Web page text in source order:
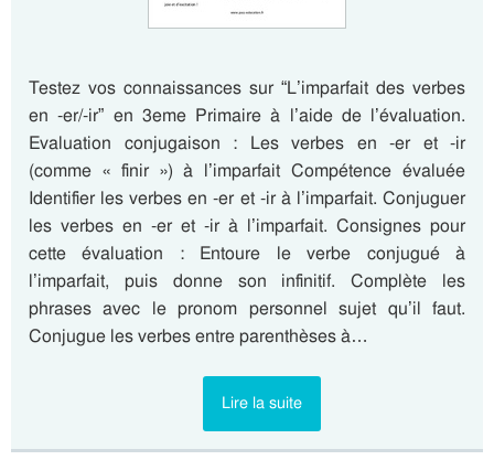
Testez vos connaissances sur “L’imparfait des verbes
en -er/-ir” en 3eme Primaire à l’aide de l’évaluation.
Evaluation conjugaison : Les verbes en -er et -ir
(comme « finir ») à l’imparfait Compétence évaluée
Identifier les verbes en -er et -ir à l’imparfait. Conjuguer
les verbes en -er et -ir à l’imparfait. Consignes pour
cette évaluation : Entoure le verbe conjugué à
l’imparfait, puis donne son infinitif. Complète les
phrases avec le pronom personnel sujet qu’il faut.
Conjugue les verbes entre parenthèses à…
Lire la suite